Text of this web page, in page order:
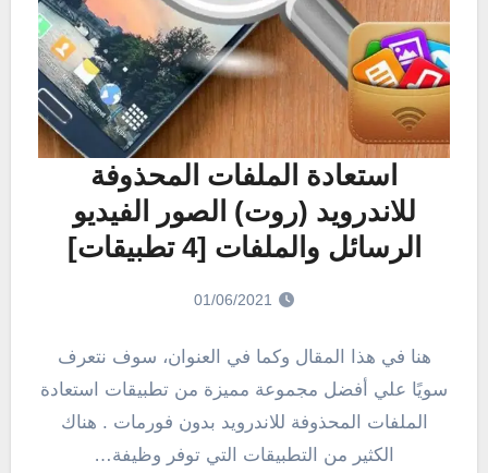
استعادة الملفات المحذوفة
للاندرويد (روت) الصور الفيديو
الرسائل والملفات [4 تطبيقات]
01/06/2021
هنا في هذا المقال وكما في العنوان، سوف نتعرف
سويًا علي أفضل مجموعة مميزة من تطبيقات استعادة
الملفات المحذوفة للاندرويد بدون فورمات . هناك
الكثير من التطبيقات التي توفر وظيفة…